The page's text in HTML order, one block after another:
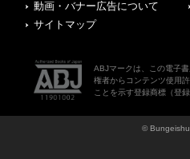
動画・バナー広告について
サイトマップ
ABJマークは、この電子
権者からコンテンツ使用
ことを示す登録商標（登
©